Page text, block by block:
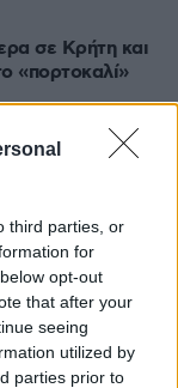
third parties, or
for
opt-out
that after your
seeing
utilized by
parties prior to
σε Κρήτη και
«πορτοκαλί»
με
Σάββατο
η αποψίλωση
χρόνο